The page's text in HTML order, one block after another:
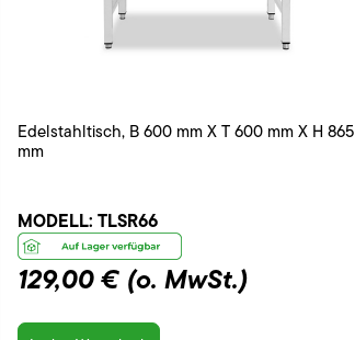
Edelstahltisch, B 600 mm X T 600 mm X H 865
mm
MODELL: TLSR66
129,00 € (o. MwSt.)